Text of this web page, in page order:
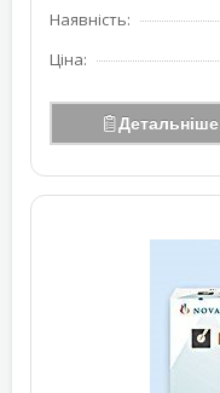
Наявність:
Ціна:
Детальніше